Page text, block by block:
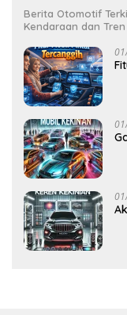
Berita Otomotif
Kendaraan dan